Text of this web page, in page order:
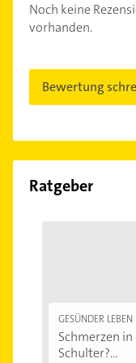
Noch keine
vorhanden.
Bewertung
Ratgeber
GESÜNDER LEBEN
Schmerzen
Schulter?